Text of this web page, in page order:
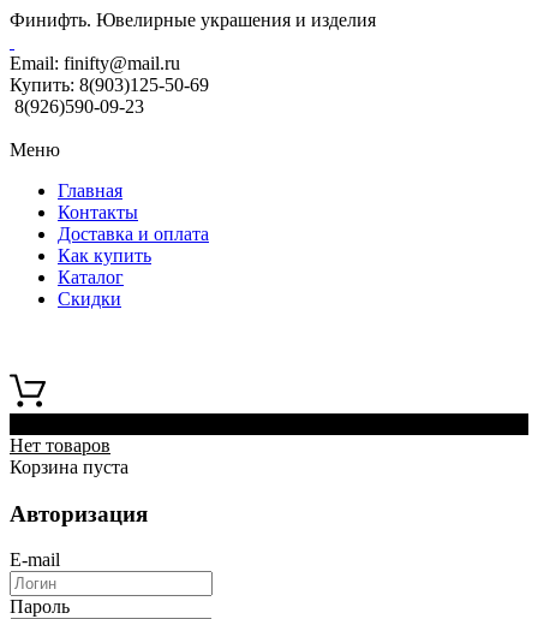
Финифть. Ювелирные украшения и изделия
Email: finifty@mail.ru
Купить: 8(903)125-50-69
8(926)590-09-23
Меню
Главная
Контакты
Доставка и оплата
Как купить
Каталог
Скидки
Нет товаров
Корзина пуста
Авторизация
E-mail
Пароль